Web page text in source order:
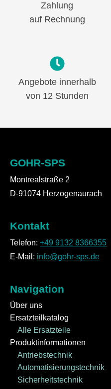
Zahlung
auf Rechnung
Angebote innerhalb
von 12 Stunden
GOHR-SPS
Montrealstraße 2
D-91074 Herzogenaurach
Kontakt
Telefon: +49 9132 8366355
E-Mail: info@gohr-sps.de
Navigation
Über uns
Ersatzteilkatalog
Alle Ersatzteile
Produktinformationen
Antriebstechnik
Automatisierungstechnik
Sicherheitstechnik